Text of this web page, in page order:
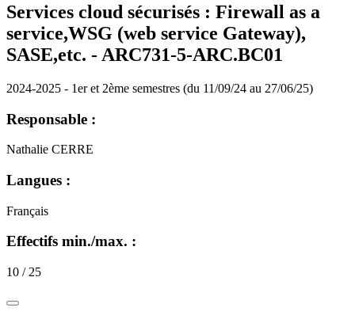
Services cloud sécurisés : Firewall as a
service,WSG (web service Gateway),
SASE,etc. - ARC731-5-ARC.BC01
2024-2025 - 1er et 2ème semestres (du 11/09/24 au 27/06/25)
Responsable :
Nathalie CERRE
Langues :
Français
Effectifs min./max. :
10 / 25